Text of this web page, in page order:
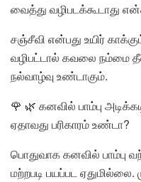
வைத்து வழிபடக்கூடாது
சஞ்சீவி என்பது உயிர்
வழிபட்டால் கவலை நம்மை
நல்வாழ்வு உண்டாகும்.
🌹 🌿 கனவில் பாம்பு
ஏதாவது பரிகாரம் உண்டா?
பொதுவாக கனவில் பாம்பு
மற்றபடி பயப்பட